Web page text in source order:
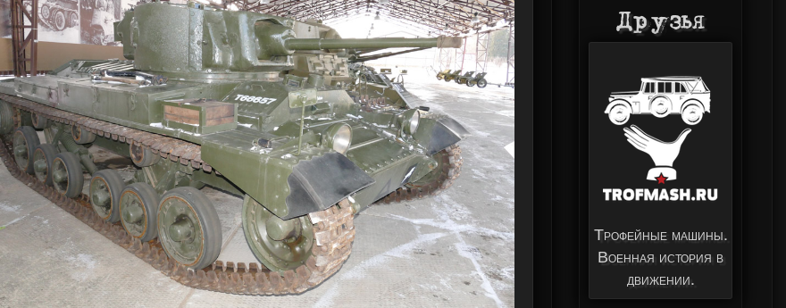
Друзья
Трофейные машины.
Военная история в
движении.
Форум военно-
исторических
реконструкторов